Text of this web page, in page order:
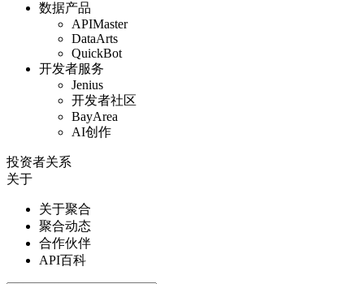
数据产品
APIMaster
DataArts
QuickBot
开发者服务
Jenius
开发者社区
BayArea
AI创作
投资者关系
关于
关于聚合
聚合动态
合作伙伴
API百科